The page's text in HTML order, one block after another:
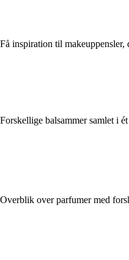
Få inspiration til makeuppensler,
Forskellige balsammer samlet i
Overblik over parfumer med